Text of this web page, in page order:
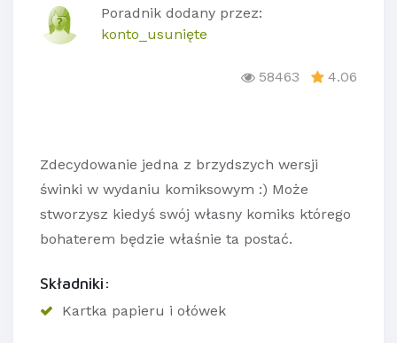
Poradnik dodany przez:
konto_usunięte
58463 4.06
Zdecydowanie jedna z brzydszych wersji
świnki w wydaniu komiksowym :) Może
stworzysz kiedyś swój własny komiks którego
bohaterem będzie właśnie ta postać.
Składniki:
Kartka papieru i ołówek